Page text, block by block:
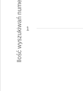
Ilość wyszukiwań numeru 1